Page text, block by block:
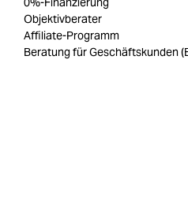
Objektivberater
Affiliate-Programm
Beratung für Geschäftskunden